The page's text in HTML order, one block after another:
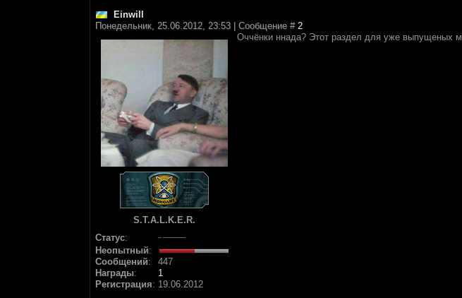
Einwill
Понедельник, 25.06.2012, 23:53 | Сообщение # 2
S.T.A.L.K.E.R.
Статус:
Неопытный:
Сообщений:
447
Награды:
1
Регистрация: 19.06.2012
Оччёнки ннада? Этот раздел для уже выпущеных